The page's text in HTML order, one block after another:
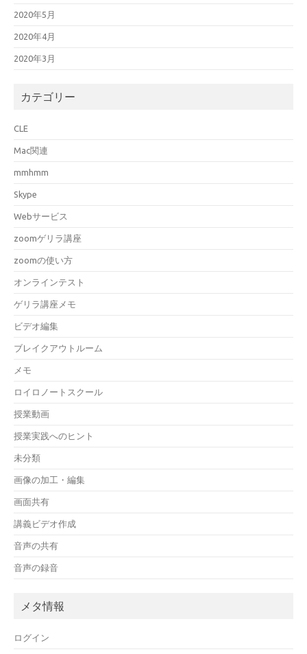
2020年5月
2020年4月
2020年3月
カテゴリー
CLE
Mac関連
mmhmm
Skype
Webサービス
zoomゲリラ講座
zoomの使い方
オンラインテスト
ゲリラ講座メモ
ビデオ編集
ブレイクアウトルーム
メモ
ロイロノートスクール
授業動画
授業実践へのヒント
未分類
画像の加工・編集
画面共有
講義ビデオ作成
音声の共有
音声の録音
メタ情報
ログイン